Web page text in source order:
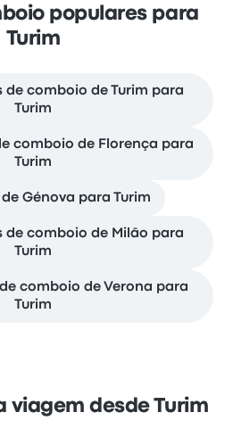
populares para
Turim
de comboio de Turim para
Turim
comboio de Florença para
Turim
Génova para Turim
de comboio de Milão para
Turim
comboio de Verona para
Turim
viagem desde Turim